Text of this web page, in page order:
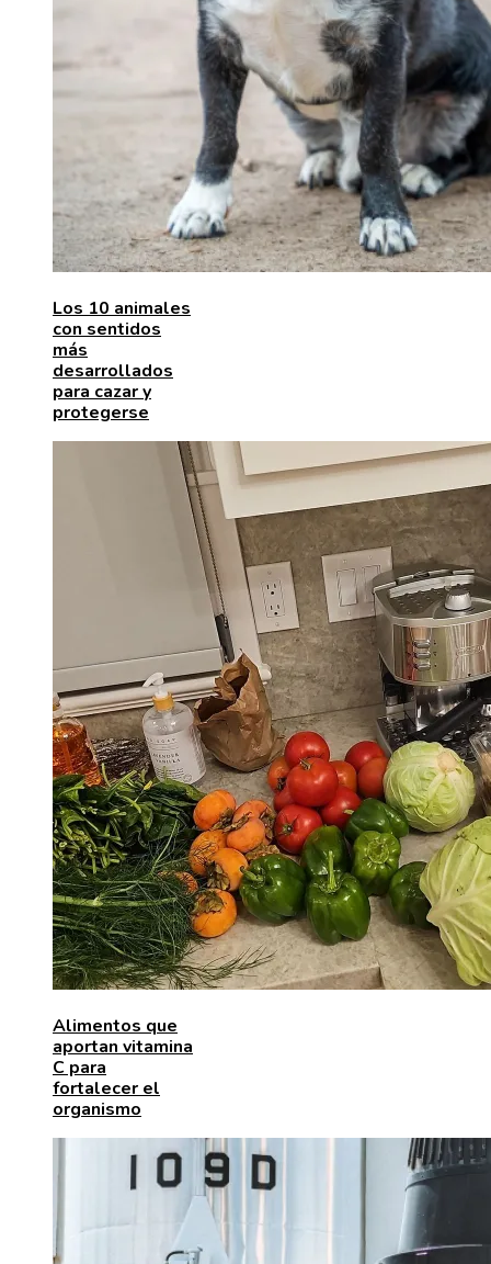
Los 10 animales
con sentidos
más
desarrollados
para cazar y
protegerse
Alimentos que
aportan vitamina
C para
fortalecer el
organismo